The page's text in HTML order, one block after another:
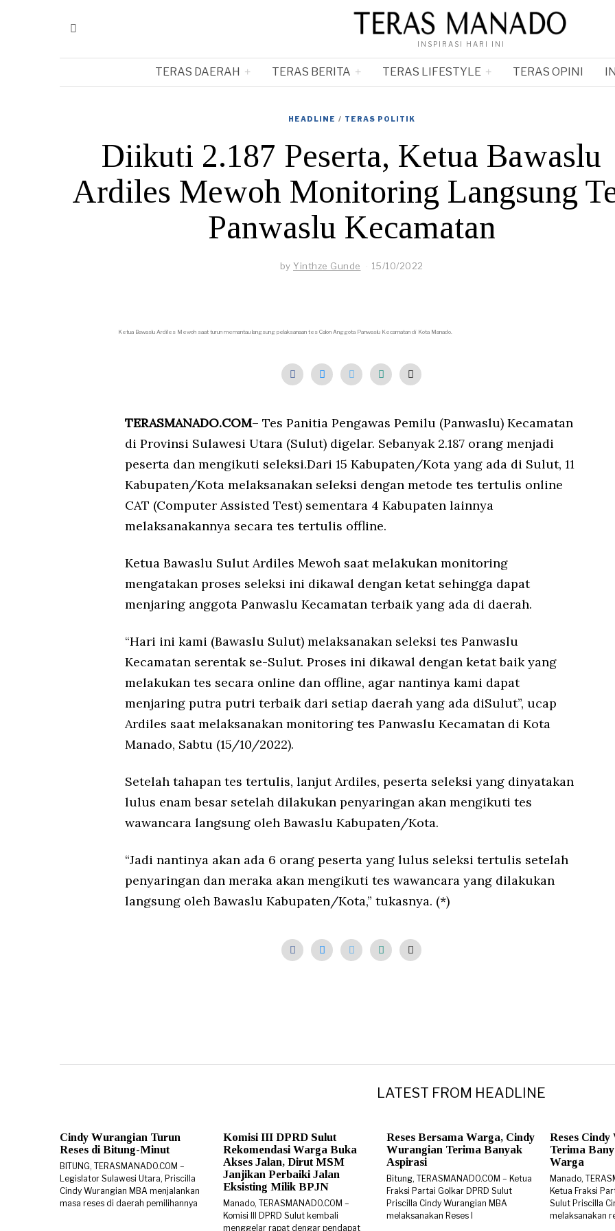
INSPIRASI HARI INI
TERAS DAERAH TERAS BERITA TERAS LIFESTYLE TERAS OPINI
HEADLINE / TERAS POLITIK
Diikuti 2.187 Peserta, Ketua Bawaslu
Ardiles Mewoh Monitoring Langsung
Panwaslu Kecamatan
by Yinthze Gunde 15/10/2022
/
Ketua Bawaslu Ardiles Mewoh saat turun memantau langsung pelaksanaan tes Calon Anggota Panwaslu Kecamatan di Kota Manado.
TERASMANADO.COM– Tes Panitia Pengawas Pemilu (Panwaslu) Kecamatan
di Provinsi Sulawesi Utara (Sulut) digelar. Sebanyak 2.187 orang menjadi
peserta dan mengikuti seleksi.Dari 15 Kabupaten/Kota yang ada di Sulut, 11
Kabupaten/Kota melaksanakan seleksi dengan metode tes tertulis online
CAT (Computer Assisted Test) sementara 4 Kabupaten lainnya
melaksanakannya secara tes tertulis offline.
Ketua Bawaslu Sulut Ardiles Mewoh saat melakukan monitoring
mengatakan proses seleksi ini dikawal dengan ketat sehingga dapat
menjaring anggota Panwaslu Kecamatan terbaik yang ada di daerah.
“Hari ini kami (Bawaslu Sulut) melaksanakan seleksi tes Panwaslu
Kecamatan serentak se-Sulut. Proses ini dikawal dengan ketat baik yang
melakukan tes secara online dan offline, agar nantinya kami dapat
menjaring putra putri terbaik dari setiap daerah yang ada diSulut”, ucap
Ardiles saat melaksanakan monitoring tes Panwaslu Kecamatan di Kota
Manado, Sabtu (15/10/2022).
Setelah tahapan tes tertulis, lanjut Ardiles, peserta seleksi yang dinyatakan
lulus enam besar setelah dilakukan penyaringan akan mengikuti tes
wawancara langsung oleh Bawaslu Kabupaten/Kota.
“Jadi nantinya akan ada 6 orang peserta yang lulus seleksi tertulis setelah
penyaringan dan meraka akan mengikuti tes wawancara yang dilakukan
langsung oleh Bawaslu Kabupaten/Kota,” tukasnya. (*)
LATEST FROM HEADLINE
Cindy Wurangian Turun
Reses di Bitung-Minut
BITUNG, TERASMANADO.COM –
Legislator Sulawesi Utara, Priscilla
Cindy Wurangian MBA menjalankan
masa reses di daerah pemilihannya
Komisi III DPRD Sulut
Rekomendasi Warga Buka
Akses Jalan, Dirut MSM
Janjikan Perbaiki Jalan
Eksisting Milik BPJN
Manado, TERASMANADO.COM –
Komisi III DPRD Sulut kembali
menggelar rapat dengar pendapat
Reses Bersama Warga, Cindy
Wurangian Terima Banyak
Aspirasi
Bitung, TERASMANADO.COM – Ketua
Fraksi Partai Golkar DPRD Sulut
Priscilla Cindy Wurangian MBA
melaksanakan Reses I
Reses
Terima
Warga
Manado,
Ketua Fraksi
Sulut Priscilla
melaksanakan